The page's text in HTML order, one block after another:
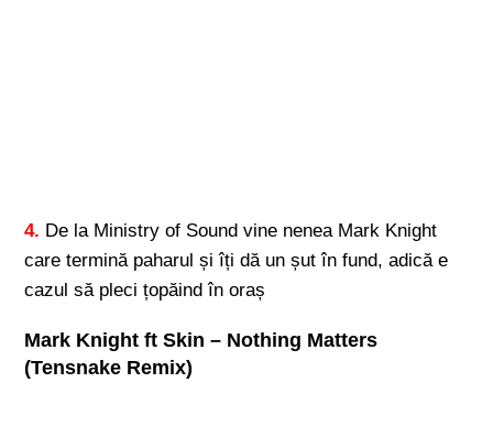
4. De la Ministry of Sound vine nenea Mark Knight
care termină paharul și îți dă un șut în fund, adică e
cazul să pleci țopăind în oraș
Mark Knight ft Skin – Nothing Matters
(Tensnake Remix)